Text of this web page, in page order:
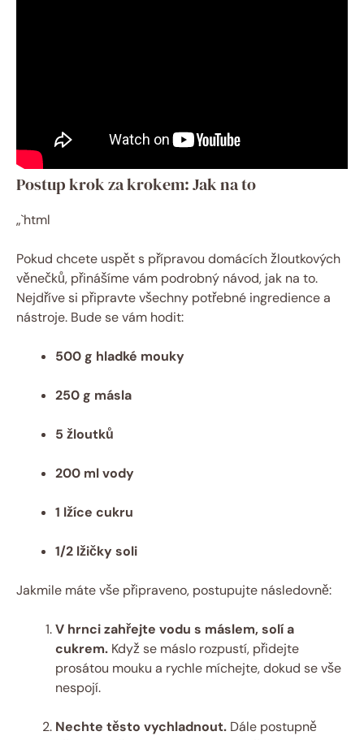
Postup krok za krokem: Jak na to
„`html
Pokud chcete uspět s přípravou domácích žloutkových
věnečků, přinášíme vám podrobný návod, jak na to.
Nejdříve si připravte všechny potřebné ingredience a
nástroje. Bude se vám hodit:
500 g hladké mouky
250 g másla
5 žloutků
200 ml vody
1 lžíce cukru
1/2 lžičky soli
Jakmile máte vše připraveno, postupujte následovně:
V hrnci zahřejte vodu s máslem, solí a
cukrem. Když se máslo rozpustí, přidejte
prosátou mouku a rychle míchejte, dokud se vše
nespojí.
Nechte těsto vychladnout. Dále postupně